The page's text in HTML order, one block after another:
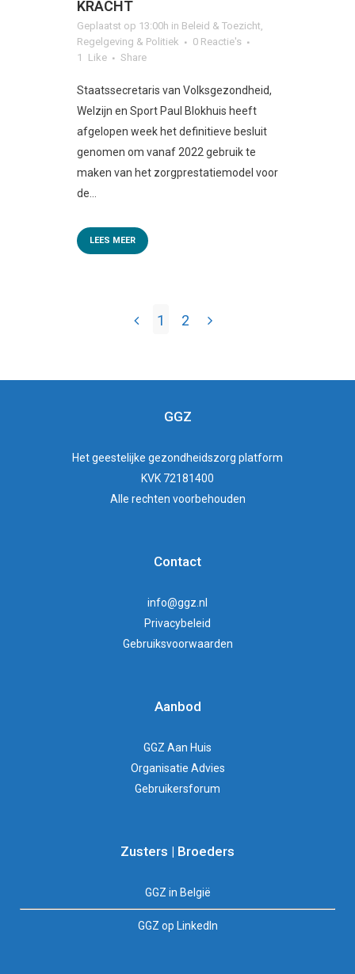
KRACHT
Geplaatst op 13:00h in Beleid & Toezicht,
Regelgeving & Politiek
0 Reactie's
1
Like Share
Staatssecretaris van Volksgezondheid,
Welzijn en Sport Paul Blokhuis heeft
afgelopen week het definitieve besluit
genomen om vanaf 2022 gebruik te
maken van het zorgprestatiemodel voor
de...
LEES MEER
1 2
GGZ
Hetgeestelijke gezondheidszorg platform
KVK 72181400
Alle rechten voorbehouden
Contact
info@ggz.nl
Privacybeleid
Gebruiksvoorwaarden
Aanbod
GGZ Aan Huis
Organisatie Advies
Gebruikersforum
Zusters | Broeders
GGZ in België
GGZ op LinkedIn